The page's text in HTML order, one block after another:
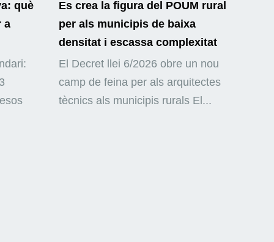
què
a
Es crea la figura del POUM rural
per als municipis de baixa
densitat i escassa complexitat
El Decret llei 6/2026 obre un nou
camp de feina per als arquitectes
tècnics als municipis rurals El...